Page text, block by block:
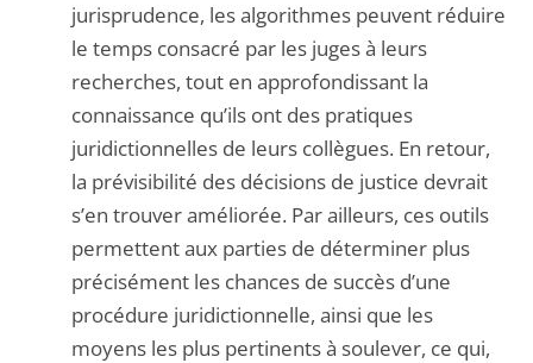
jurisprudence, les algorithmes peuvent réduire
le temps consacré par les juges à leurs
recherches, tout en approfondissant la
connaissance qu’ils ont des pratiques
juridictionnelles de leurs collègues. En retour,
la prévisibilité des décisions de justice devrait
s’en trouver améliorée. Par ailleurs, ces outils
permettent aux parties de déterminer plus
précisément les chances de succès d’une
procédure juridictionnelle, ainsi que les
moyens les plus pertinents à soulever, ce qui,